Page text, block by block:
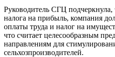
Руководитель СГЦ подчеркнула,
налога на прибыль, компания
оплаты труда и налог на
что считает целесообразным
направлениям для
сельхозпроизводителей.